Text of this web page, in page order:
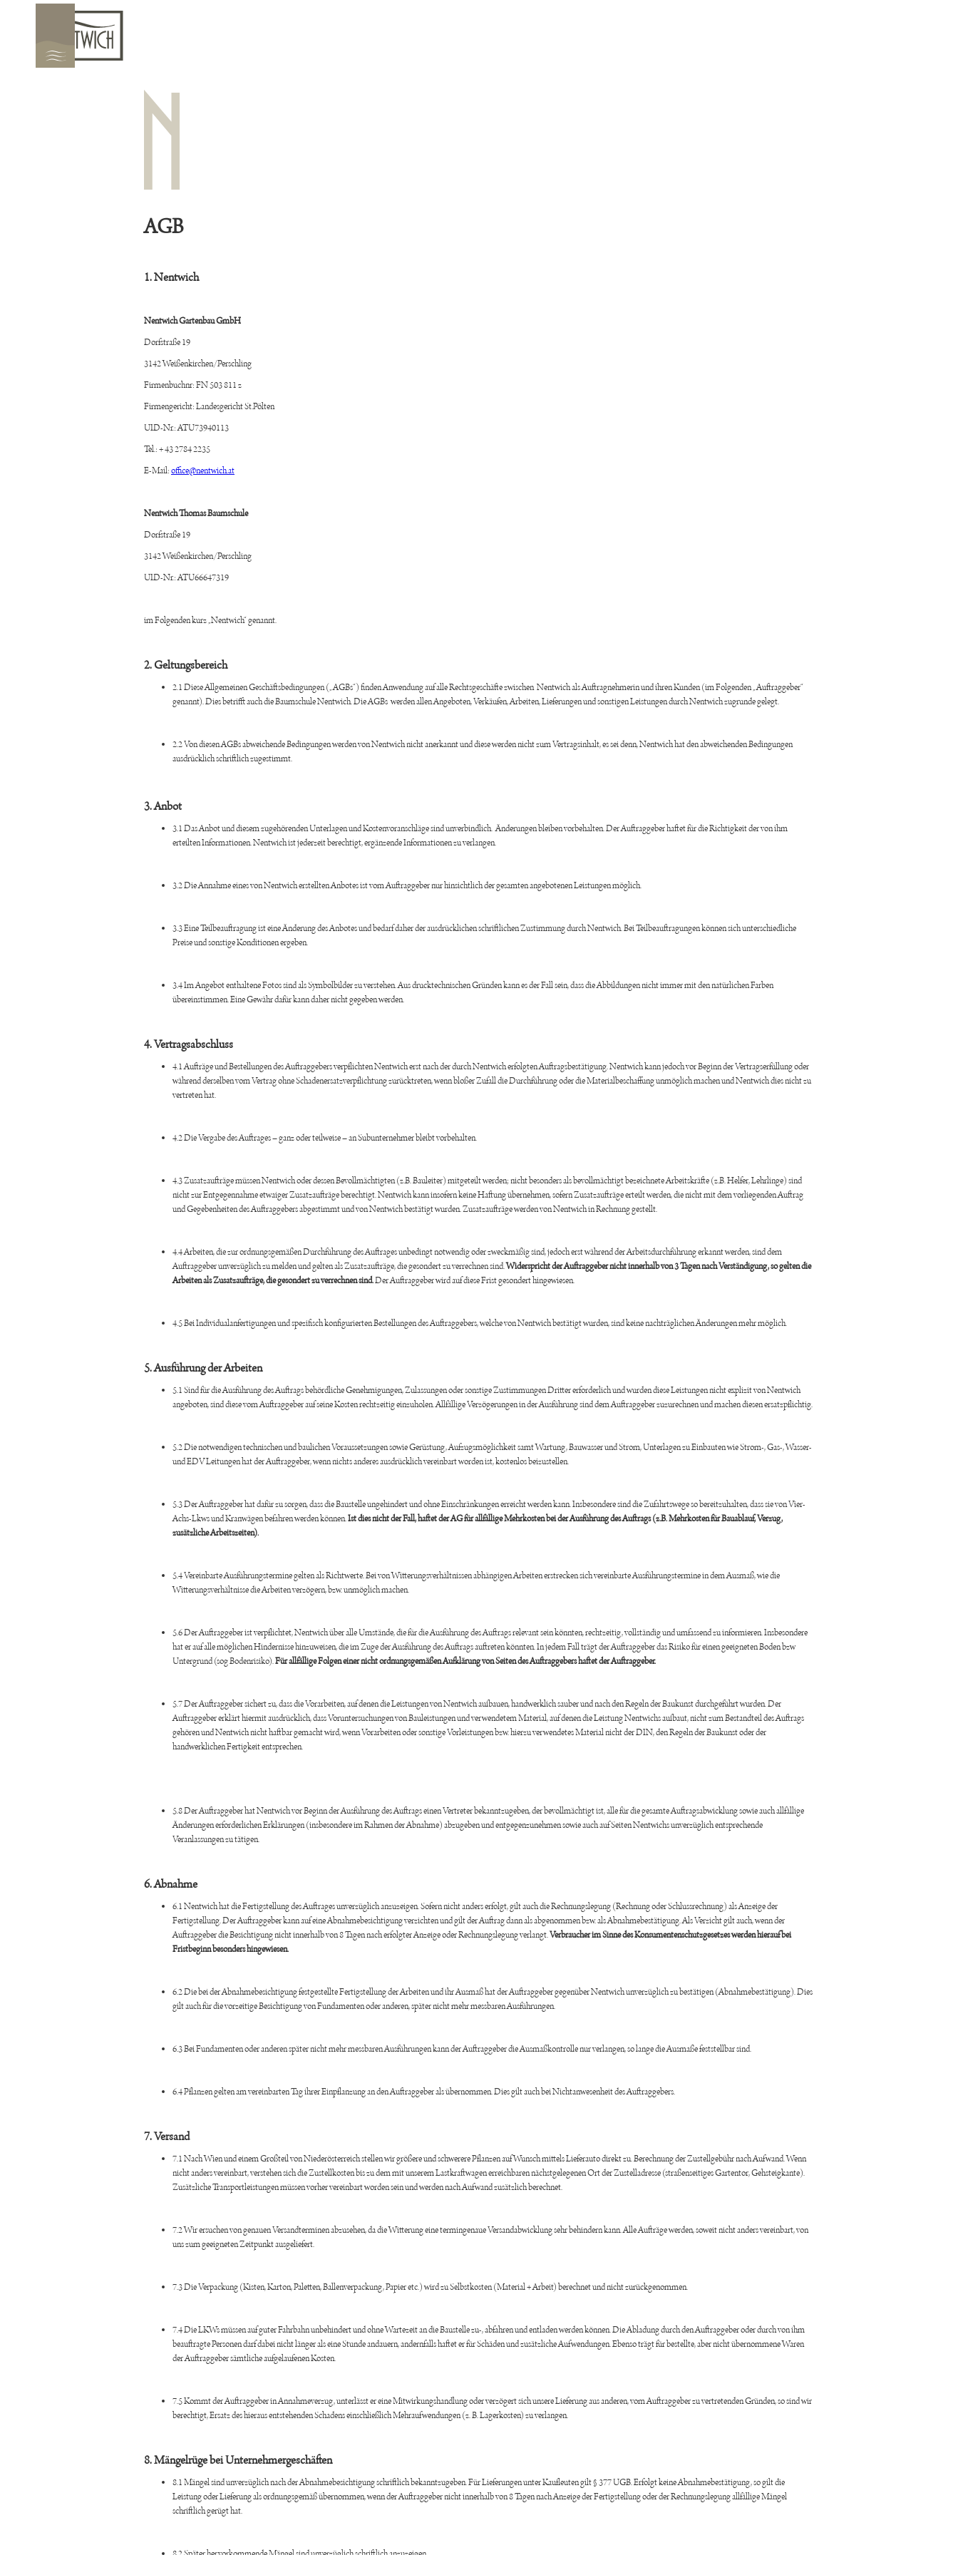
AGB
1. Nentwich
Nentwich Gartenbau GmbH
Dorfstraße 19
3142 Weißenkirchen/Perschling
Firmenbuchnr: FN 503 811 z
Firmengericht: Landesgericht St.Pölten
UID-Nr.: ATU73940113
Tel.: + 43 2784 2235
E-Mail:office@nentwich.at
Nentwich Thomas Baumschule
Dorfstraße 19
3142 Weißenkirchen/Perschling
UID-Nr.: ATU66647319
im Folgenden kurz „Nentwich“ genannt.
2. Geltungsbereich
2.1 Diese Allgemeinen Geschäftsbedingungen („AGBs“) finden Anwendung auf alle Rechtsgeschäfte zwischen Nentwich als Auftragnehmerin und ihren Kunden (im Folgenden „Auftraggeber“
genannt). Dies betrifft auch die Baumschule Nentwich. Die AGBs werden allen Angeboten, Verkäufen, Arbeiten, Lieferungen und sonstigen Leistungen durch Nentwich zugrunde gelegt.
2.2 Von diesen AGBs abweichende Bedingungen werden von Nentwich nicht anerkannt und diese werden nicht zum Vertragsinhalt, es sei denn, Nentwich hat den abweichenden Bedingungen
ausdrücklich schriftlich zugestimmt.
3. Anbot
3.1 Das Anbot und diesem zugehörenden Unterlagen und Kostenvoranschläge sind unverbindlich. Änderungen bleiben vorbehalten. Der Auftraggeber haftet für die Richtigkeit der von ihm
erteilten Informationen. Nentwich ist jederzeit berechtigt, ergänzende Informationen zu verlangen.
3.2 Die Annahme eines von Nentwich erstellten Anbotes ist vom Auftraggeber nur hinsichtlich der gesamten angebotenen Leistungen möglich.
3.3 Eine Teilbeauftragung ist eine Änderung des Anbotes und bedarf daher der ausdrücklichen schriftlichen Zustimmung durch Nentwich. Bei Teilbeauftragungen können sich unterschiedliche
Preise und sonstige Konditionen ergeben.
3.4 Im Angebot enthaltene Fotos sind als Symbolbilder zu verstehen. Aus drucktechnischen Gründen kann es der Fall sein, dass die Abbildungen nicht immer mit den natürlichen Farben
übereinstimmen. Eine Gewähr dafür kann daher nicht gegeben werden.
4. Vertragsabschluss
4.1 Aufträge und Bestellungen des Auftraggebers verpflichten Nentwich erst nach der durch Nentwich erfolgten Auftragsbestätigung. Nentwich kann jedoch vor Beginn der Vertragserfüllung oder
während derselben vom Vertrag ohne Schadenersatzverpflichtung zurücktreten, wenn bloßer Zufall die Durchführung oder die Materialbeschaffung unmöglich machen und Nentwich dies nicht zu
vertreten hat.
4.2 Die Vergabe des Auftrages – ganz oder teilweise – an Subunternehmer bleibt vorbehalten.
4.3 Zusatzaufträge müssen Nentwich oder dessen Bevollmächtigten (z.B. Bauleiter) mitgeteilt werden; nicht besonders als bevollmächtigt bezeichnete Arbeitskräfte (z.B. Helfer, Lehrlinge) sind
nicht zur Entgegennahme etwaiger Zusatzaufträge berechtigt. Nentwich kann insofern keine Haftung übernehmen, sofern Zusatzaufträge erteilt werden, die nicht mit dem vorliegenden Auftrag
und Gegebenheiten des Auftraggebers abgestimmt und von Nentwich bestätigt wurden. Zusatzaufträge werden von Nentwich in Rechnung gestellt.
4.4 Arbeiten, die zur ordnungsgemäßen Durchführung des Auftrages unbedingt notwendig oder zweckmäßig sind, jedoch erst während der Arbeitsdurchführung erkannt werden, sind dem
Auftraggeber unverzüglich zu melden und gelten als Zusatzaufträge, die gesondert zu verrechnen sind.Widerspricht der Auftraggeber nicht innerhalb von 3 Tagen nach Verständigung, so gelten die
Arbeiten als Zusatzaufträge, die gesondert zu verrechnen sind.Der Auftraggeber wird auf diese Frist gesondert hingewiesen.
4.5 Bei Individualanfertigungen und spezifisch konfigurierten Bestellungen des Auftraggebers, welche von Nentwich bestätigt wurden, sind keine nachträglichen Änderungen mehr möglich.
5. Ausführung der Arbeiten
5.1 Sind für die Ausführung des Auftrags behördliche Genehmigungen, Zulassungen oder sonstige Zustimmungen Dritter erforderlich und wurden diese Leistungen nicht explizit von Nentwich
angeboten, sind diese vom Auftraggeber auf seine Kosten rechtzeitig einzuholen. Allfällige Verzögerungen in der Ausführung sind dem Auftraggeber zuzurechnen und machen diesen ersatzpflichtig.
5.2 Die notwendigen technischen und baulichen Voraussetzungen sowie Gerüstung, Aufzugsmöglichkeit samt Wartung, Bauwasser und Strom, Unterlagen zu Einbauten wie Strom-, Gas-, Wasser-
und EDV Leitungen hat der Auftraggeber, wenn nichts anderes ausdrücklich vereinbart worden ist, kostenlos beizustellen.
5.3 Der Auftraggeber hat dafür zu sorgen, dass die Baustelle ungehindert und ohne Einschränkungen erreicht werden kann. Insbesondere sind die Zufahrtswege so bereitzuhalten, dass sie von Vier-
Achs-Lkws und Kranwägen befahren werden können.Ist dies nicht der Fall, haftet der AG für allfällige Mehrkosten bei der Ausführung des Auftrags (z.B. Mehrkosten für Bauablauf, Verzug,
zusätzliche Arbeitszeiten).
5.4 Vereinbarte Ausführungstermine gelten als Richtwerte. Bei von Witterungsverhältnissen abhängigen Arbeiten erstrecken sich vereinbarte Ausführungstermine in dem Ausmaß, wie die
Witterungsverhältnisse die Arbeiten verzögern, bzw. unmöglich machen.
5.6 Der Auftraggeber ist verpflichtet, Nentwich über alle Umstände, die für die Ausführung des Auftrags relevant sein könnten, rechtzeitig, vollständig und umfassend zu informieren. Insbesondere
hat er auf alle möglichen Hindernisse hinzuweisen, die im Zuge der Ausführung des Auftrags auftreten könnten. In jedem Fall trägt der Auftraggeber das Risiko für einen geeigneten Boden bzw
Untergrund (sog Bodenrisiko).Für allfällige Folgen einer nicht ordnungsgemäßen Aufklärung von Seiten des Auftraggebers haftet der Auftraggeber.
5.7 Der Auftraggeber sichert zu, dass die Vorarbeiten, auf denen die Leistungen von Nentwich aufbauen, handwerklich sauber und nach den Regeln der Baukunst durchgeführt wurden. Der
Auftraggeber erklärt hiermit ausdrücklich, dass Voruntersuchungen von Bauleistungen und verwendetem Material, auf denen die Leistung Nentwichs aufbaut, nicht zum Bestandteil des Auftrags
gehören und Nentwich nicht haftbar gemacht wird, wenn Vorarbeiten oder sonstige Vorleistungen bzw. hierzu verwendetes Material nicht der DIN, den Regeln der Baukunst oder der
handwerklichen Fertigkeit entsprechen.
5.8 Der Auftraggeber hat Nentwich vor Beginn der Ausführung des Auftrags einen Vertreter bekanntzugeben, der bevollmächtigt ist, alle für die gesamte Auftragsabwicklung sowie auch allfällige
Änderungen erforderlichen Erklärungen (insbesondere im Rahmen der Abnahme) abzugeben und entgegenzunehmen sowie auch auf Seiten Nentwichs unverzüglich entsprechende
Veranlassungen zu tätigen.
6. Abnahme
6.1 Nentwich hat die Fertigstellung des Auftrages unverzüglich anzuzeigen. Sofern nicht anders erfolgt, gilt auch die Rechnungslegung (Rechnung oder Schlussrechnung) als Anzeige der
Fertigstellung. Der Auftraggeber kann auf eine Abnahmebesichtigung verzichten und gilt der Auftrag dann als abgenommen bzw. als Abnahmebestätigung. Als Verzicht gilt auch, wenn der
Auftraggeber die Besichtigung nicht innerhalb von 8 Tagen nach erfolgter Anzeige oder Rechnungslegung verlangt.Verbraucher im Sinne des Konsumentenschutzgesetzes werden hierauf bei
Fristbeginn besonders hingewiesen.
6.2 Die bei der Abnahmebesichtigung festgestellte Fertigstellung der Arbeiten und ihr Ausmaß hat der Auftraggeber gegenüber Nentwich unverzüglich zu bestätigen (Abnahmebestätigung). Dies
gilt auch für die vorzeitige Besichtigung von Fundamenten oder anderen, später nicht mehr messbaren Ausführungen.
6.3 Bei Fundamenten oder anderen später nicht mehr messbaren Ausführungen kann der Auftraggeber die Ausmaßkontrolle nur verlangen, so lange die Ausmaße feststellbar sind.
6.4 Pflanzen gelten am vereinbarten Tag ihrer Einpflanzung an den Auftraggeber als übernommen. Dies gilt auch bei Nichtanwesenheit des Auftraggebers.
7.Versand
7.1 Nach Wien und einem Großteil von Niederösterreich stellen wir größere und schwerere Pflanzen auf Wunsch mittels Lieferauto direkt zu. Berechnung der Zustellgebühr nach Aufwand. Wenn
nicht anders vereinbart, verstehen sich die Zustellkosten bis zu dem mit unserem Lastkraftwagen erreichbaren nächstgelegenen Ort der Zustelladresse (straßenseitiges Gartentor, Gehsteigkante).
Zusätzliche Transportleistungen müssen vorher vereinbart worden sein und werden nach Aufwand zusätzlich berechnet.
7.2 Wir ersuchen von genauen Versandterminen abzusehen, da die Witterung eine termingenaue Versandabwicklung sehr behindern kann. Alle Aufträge werden, soweit nicht anders vereinbart, von
uns zum geeigneten Zeitpunkt ausgeliefert.
7.3 Die Verpackung (Kisten, Karton, Paletten, Ballenverpackung, Papier etc.) wird zu Selbstkosten (Material + Arbeit) berechnet und nicht zurückgenommen.
7.4 Die LKWs müssen auf guter Fahrbahn unbehindert und ohne Wartezeit an die Baustelle zu-, abfahren und entladen werden können. Die Abladung durch den Auftraggeber oder durch von ihm
beauftragte Personen darf dabei nicht länger als eine Stunde andauern, andernfalls haftet er für Schäden und zusätzliche Aufwendungen. Ebenso trägt für bestellte, aber nicht übernommene Waren
der Auftraggeber sämtliche aufgelaufenen Kosten.
7.5 Kommt der Auftraggeber in Annahmeverzug, unterlässt er eine Mitwirkungshandlung oder verzögert sich unsere Lieferung aus anderen, vom Auftraggeber zu vertretenden Gründen, so sind wir
berechtigt, Ersatz des hieraus entstehenden Schadens einschließlich Mehraufwendungen (z. B. Lagerkosten) zu verlangen.
8. Mängelrüge bei Unternehmergeschäften
8.1 Mängel sind unverzüglich nach der Abnahmebesichtigung schriftlich bekanntzugeben. Für Lieferungen unter Kaufleuten gilt § 377 UGB. Erfolgt keine Abnahmebestätigung, so gilt die
Leistung oder Lieferung als ordnungsgemäß übernommen, wenn der Auftraggeber nicht innerhalb von 8 Tagen nach Anzeige der Fertigstellung oder der Rechnungslegung allfällige Mängel
schriftlich gerügt hat.